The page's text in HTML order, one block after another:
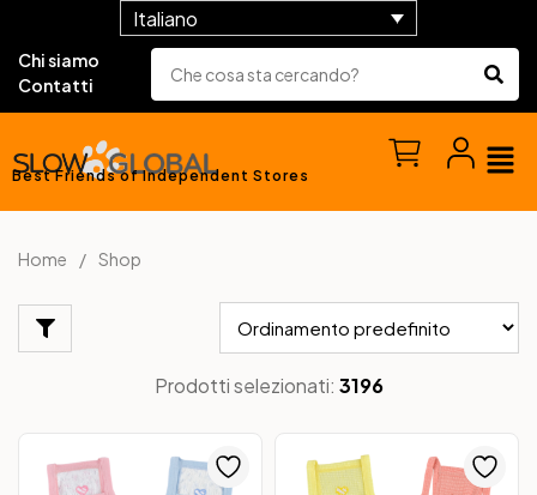
Italiano
Chi siamo
Contatti
Best Friends of Independent Stores
Home Shop
Prodotti selezionati: 3196